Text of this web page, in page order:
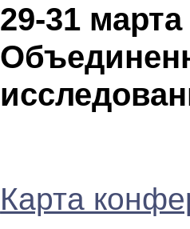
29-31
Карта